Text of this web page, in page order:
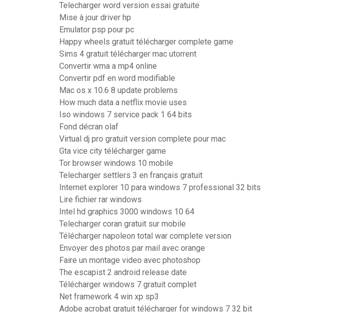
Telecharger word version essai gratuite
Mise à jour driver hp
Emulator psp pour pc
Happy wheels gratuit télécharger complete game
Sims 4 gratuit télécharger mac utorrent
Convertir wma a mp4 online
Convertir pdf en word modifiable
Mac os x 10.6 8 update problems
How much data a netflix movie uses
Iso windows 7 service pack 1 64 bits
Fond décran olaf
Virtual dj pro gratuit version complete pour mac
Gta vice city télécharger game
Tor browser windows 10 mobile
Telecharger settlers 3 en français gratuit
Internet explorer 10 para windows 7 professional 32 bits
Lire fichier rar windows
Intel hd graphics 3000 windows 10 64
Telecharger coran gratuit sur mobile
Télécharger napoleon total war complete version
Envoyer des photos par mail avec orange
Faire un montage video avec photoshop
The escapist 2 android release date
Télécharger windows 7 gratuit complet
Net framework 4 win xp sp3
Adobe acrobat gratuit télécharger for windows 7 32 bit